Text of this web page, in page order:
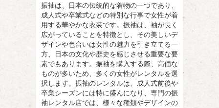
振袖は、日本の伝統的な着物の一つであり、
成人式や卒業式などの特別な行事で女性が着
用する華やかな衣装です。 振袖は、袖が長く
広がっていることを特徴とし、その美しいデ
ザインや色合いは女性の魅力を引き立てる一
方、日本の文化や歴史を感じさせる重要な要
素でもあります。振袖を購入する際、高価な
ものが多いため、多くの女性がレンタルを選
択します。振袖のレンタルは、成人式前後や
卒業シーズンには特に盛んになり、専門の振
袖レンタル店では、様々な種類やデザインの